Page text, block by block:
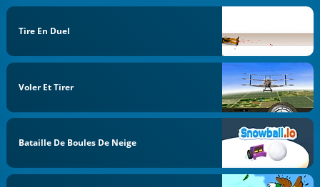
Tire En Duel
Voler Et Tirer
Bataille De Boules De Neige